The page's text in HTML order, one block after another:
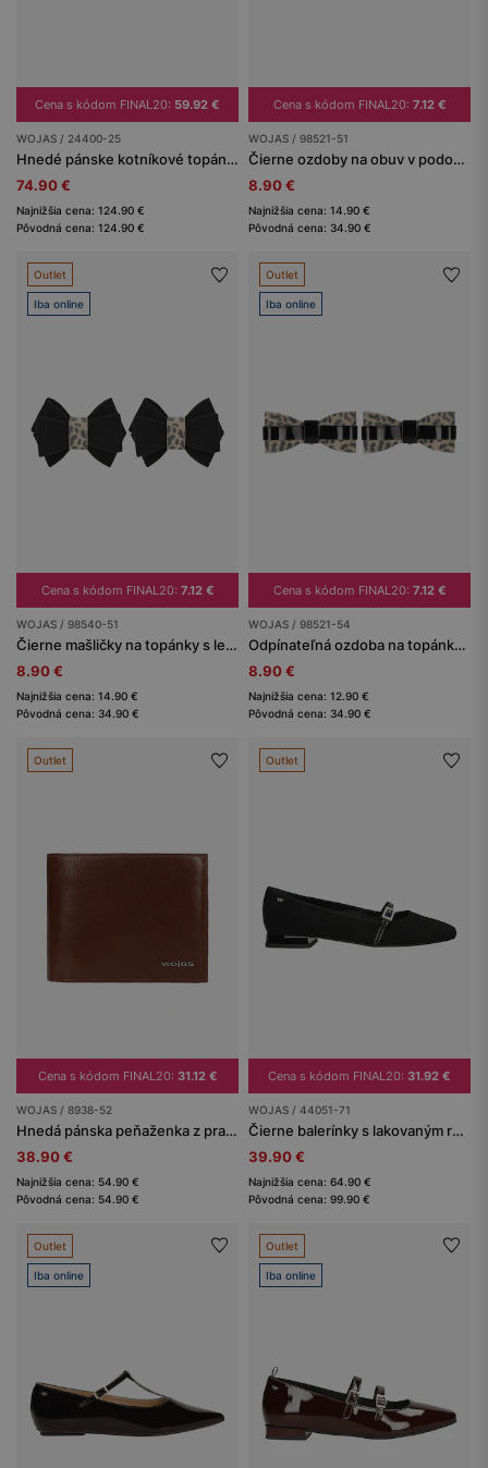
Cena s kódom FINAL20: 59.92 €
WOJAS / 24400-25
Hnedé pánske kotníkové topánky chukka
74.90 €
Najnižšia cena: 124.90 €
Pôvodná cena: 124.90 €
Cena s kódom FINAL20: 7.12 €
WOJAS / 98521-51
Čierne ozdoby na obuv v podobe úzkych mašličiek
8.90 €
Najnižšia cena: 14.90 €
Pôvodná cena: 34.90 €
Outlet
Iba online
Cena s kódom FINAL20: 7.12 €
WOJAS / 98540-51
Čierne mašličky na topánky s leopardou stužkou
8.90 €
Najnižšia cena: 14.90 €
Pôvodná cena: 34.90 €
Outlet
Iba online
Cena s kódom FINAL20: 7.12 €
WOJAS / 98521-54
Odpínateľná ozdoba na topánky v podobe mašle s leopardím vzorom s lakovaným remienkom
8.90 €
Najnižšia cena: 12.90 €
Pôvodná cena: 34.90 €
Outlet
Cena s kódom FINAL20: 31.12 €
WOJAS / 8938-52
Hnedá pánska peňaženka z pravej kože
38.90 €
Najnižšia cena: 54.90 €
Pôvodná cena: 54.90 €
Outlet
Cena s kódom FINAL20: 31.92 €
WOJAS / 44051-71
Čierne balerínky s lakovaným remienkom na priehlavku
39.90 €
Najnižšia cena: 64.90 €
Pôvodná cena: 99.90 €
Outlet
Iba online
Outlet
Iba online